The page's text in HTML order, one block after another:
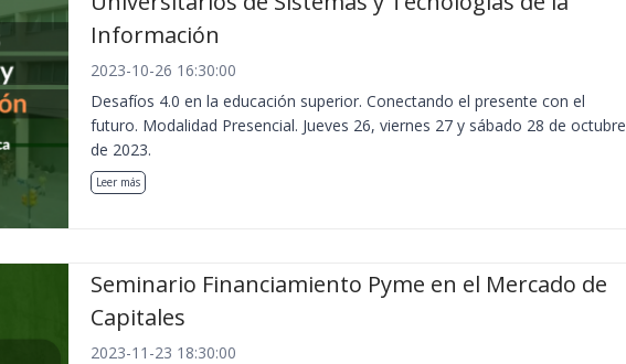
Información
2023-10-26 16:30:00
Desafíos 4.0 en la educación superior. Conectando el presente con el
futuro. Modalidad Presencial. Jueves 26, viernes 27 y sábado 28 de octubre
de 2023.
Leer más
Seminario Financiamiento Pyme en el Mercado de
Capitales
2023-11-23 18:30:00